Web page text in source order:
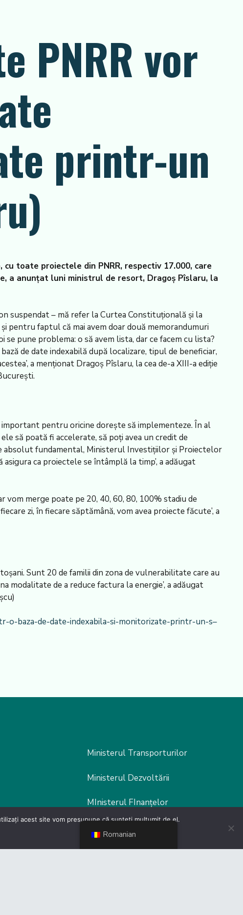
PNRR vor
printr-un
toate proiectele din PNRR, respectiv 17.000, care
a anunțat luni ministrul de resort, Dragoș Pîslaru, la
suspendat – mă refer la Curtea Constituțională și la
pentru faptul că mai avem doar două memorandumuri
pune problema: o să avem lista, dar ce facem cu lista?
de date indexabilă după localizare, tipul de beneficiar,
a menționat Dragoș Pîslaru, la cea de-a XIII-a ediție
important pentru oricine dorește să implementeze. În al
să poată fi accelerate, să poți avea un credit de
absolut fundamental, Ministerul Investițiilor și Proiectelor
ca proiectele se întâmplă la timp’, a adăugat
merge poate pe 20, 40, 60, 80, 100% stadiu de
zi, în fiecare săptămână, vom avea proiecte făcute’, a
Sunt 20 de familii din zona de vulnerabilitate care au
modalitate de a reduce factura la energie’, a adăugat
o-baza-de-date-indexabila-si-monitorizate-printr-un-s–
Ministerul Transporturilor
Ministerul Dezvoltării
MInisterul FInanțelor
Ministerul Fondurilor europene
Romanian
acest site vom presupune că sunteți mulțumit de el.